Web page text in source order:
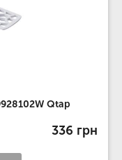
Qtap
336 грн